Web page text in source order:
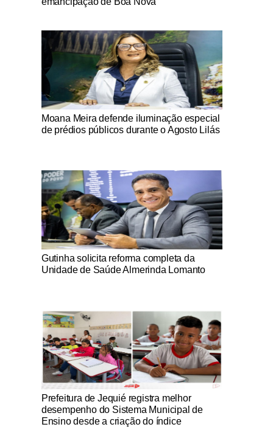
Notícias Católicas
Moana Meira defende iluminação especial
de prédios públicos durante o Agosto Lilás
Notícias Católicas
Gutinha solicita reforma completa da
Unidade de Saúde Almerinda Lomanto
Notícias Católicas
Prefeitura de Jequié registra melhor
desempenho do Sistema Municipal de
Ensino desde a criação do índice